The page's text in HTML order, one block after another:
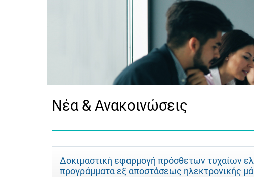
Νέα & Ανακοινώσεις
Δοκιμαστική εφαρμογή πρόσθετων τυχαίων
προγράμματα εξ αποστάσεως ηλεκτρονικής